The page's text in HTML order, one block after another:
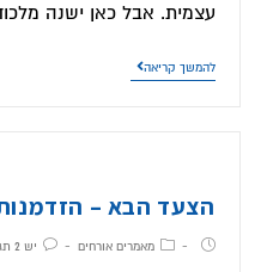
עצמית. אבל כאן ישנה
להמשך קריאה
הצעד הבא – הזדמנות
מאמרים אורחים יש 2 תגובות